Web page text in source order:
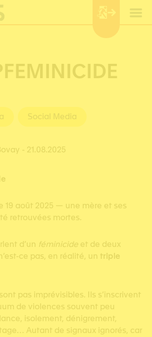
Social Media
- 21.08.2025
19 août 2025 — une mère et ses
retrouvées mortes.
d’un féminicide et de deux
ce pas, en réalité, un triple
pas imprévisibles. Ils s’inscrivent
de violences souvent peu
isolement, dénigrement,
Autant de signaux ignorés, car
panel